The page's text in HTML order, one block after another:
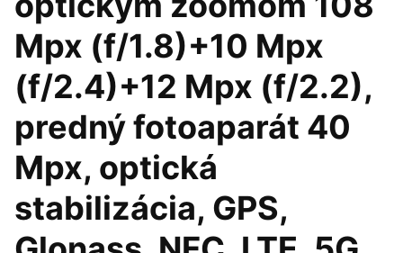
Mpx (f/1.8)+10 Mpx
(f/2.4)+12 Mpx (f/2.2),
predný fotoaparát 40
Mpx, optická
stabilizácia, GPS,